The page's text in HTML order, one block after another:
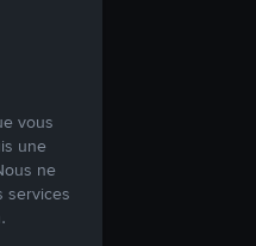
vous
une
ne
services